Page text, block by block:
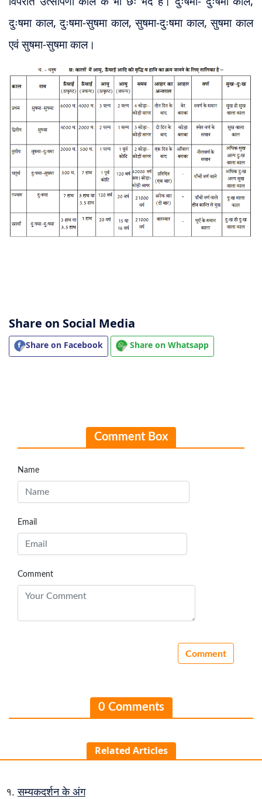
दुःषमा काल, दुःषमा-सुषमा काल, सुषमा-दुःषमा काल, सुषमा काल
एवं सुषमा-सुषमा काल।
Share on Social Media
Share on Facebook Share on Whatsapp
Comment Box
Name
Email
Comment
0 Comments
Related Articles
सम्यकदर्शन के अंग